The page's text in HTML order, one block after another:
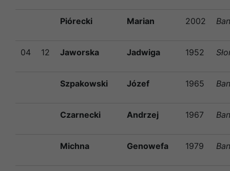
Piórecki Marian 2002
04 12 Jaworska Jadwiga 1952
Szpakowski Józef 1965
Czarnecki Andrzej 1967
Michna Genowefa 1979